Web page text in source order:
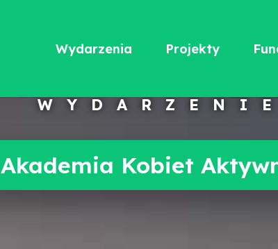
Wydarzenia Projekty
WYDARZENIE
Akademia Kobiet